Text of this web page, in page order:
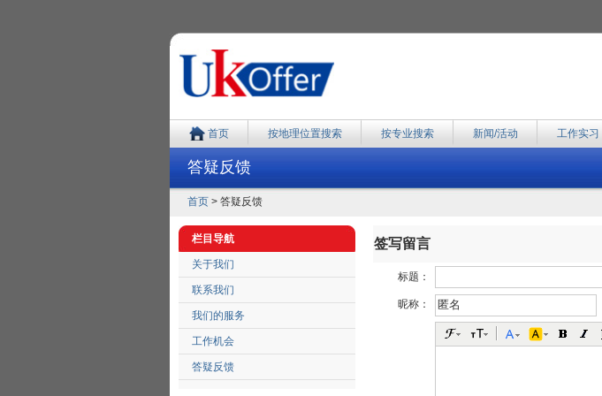
首页 按地理位置搜索 按专业搜索 新闻/活动 工作实习
答疑反馈
首页 > 答疑反馈
栏目导航
关于我们
联系我们
我们的服务
工作机会
答疑反馈
签写留言
标题：
昵称：